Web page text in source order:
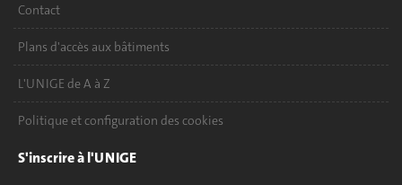
Contact
Plans d'accès aux bâtiments
L'UNIGE de A à Z
Politique et configuration des cookies
S'inscrire à l'UNIGE